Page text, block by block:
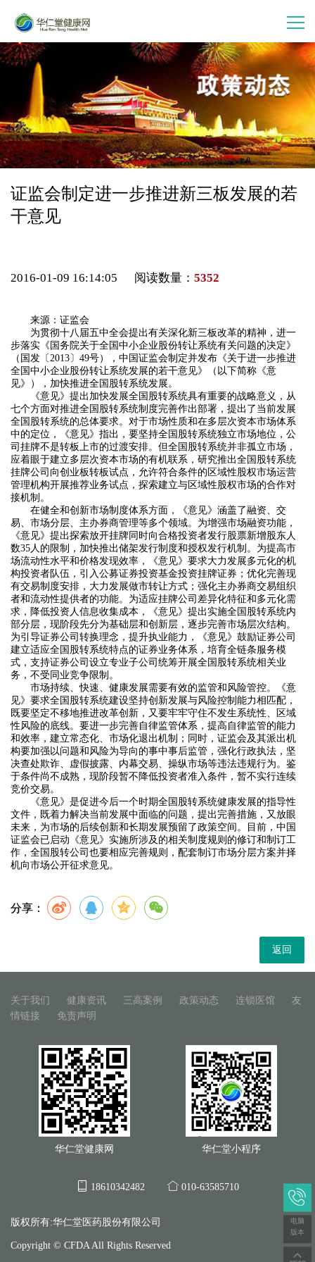
首 页
走进华仁堂
连锁加盟
案例分享
会员中心
证监会制定进一步推进新三板发展的若
干意见
2016-01-09 16:14:05 阅读数量： 5352
来源：证监会
为贯彻十八届五中全会提出有关深化新三板改革的精神，进一
步落实《国务院关于全国中小企业股份转让系统有关问题的决定》
（国发〔2013〕49号），中国证监会制定并发布《关于进一步推进
全国中小企业股份转让系统发展的若干意见》（以下简称《意
见》），加快推进全国股转系统发展。
《意见》提出加快发展全国股转系统具有重要的战略意义，从
七个方面对推进全国股转系统制度完善作出部署，提出了当前发展
全国股转系统的总体要求。对于市场性质和在多层次资本市场体系
中的定位，《意见》指出，要坚持全国股转系统独立市场地位，公
司挂牌不是转板上市的过渡安排。但全国股转系统并非孤立市场，
应着眼于建立多层次资本市场的有机联系，研究推出全国股转系统
挂牌公司向创业板转板试点，允许符合条件的区域性股权市场运营
管理机构开展推荐业务试点，探索建立与区域性股权市场的合作对
接机制。
在健全和创新市场制度体系方面，《意见》涵盖了融资、交
易、市场分层、主办券商管理等多个领域。为增强市场融资功能，
《意见》提出探索放开挂牌同时向合格投资者发行股票新增股东人
数35人的限制，加快推出储架发行制度和授权发行机制。为提高市
场流动性水平和价格发现效率，《意见》要求大力发展多元化的机
构投资者队伍，引入公募证券投资基金投资挂牌证券；优化完善现
有交易制度安排，大力发展做市转让方式；强化主办券商交易组织
者和流动性提供者的功能。为适应挂牌公司差异化特征和多元化需
求，降低投资人信息收集成本，《意见》提出实施全国股转系统内
部分层，现阶段先分为基础层和创新层，逐步完善市场层次结构。
为引导证券公司转换理念，提升执业能力，《意见》鼓励证券公司
建立适应全国股转系统特点的证券业务体系，培育全链条服务模
式，支持证券公司设立专业子公司统筹开展全国股转系统相关业
务，不受同业竞争限制。
市场持续、快速、健康发展需要有效的监管和风险管控。《意
见》要求全国股转系统建设坚持创新发展与风险控制能力相匹配，
既要坚定不移地推进改革创新，又要牢牢守住不发生系统性、区域
性风险的底线。要进一步完善自律监管体系，提高自律监管的能力
和效率，建立常态化、市场化退出机制；同时，证监会及其派出机
构要加强以问题和风险为导向的事中事后监管，强化行政执法，坚
决查处欺诈、虚假披露、内幕交易、操纵市场等违法违规行为。鉴
于条件尚不成熟，现阶段暂不降低投资者准入条件，暂不实行连续
竞价交易。
《意见》是促进今后一个时期全国股转系统健康发展的指导性
文件，既着力解决当前发展中面临的问题，提出完善措施，又放眼
未来，为市场的后续创新和长期发展预留了政策空间。目前，中国
证监会已启动《意见》实施所涉及的相关制度规则的修订和制订工
作，全国股转公司也要相应完善规则，配套制订市场分层方案并择
机向市场公开征求意见。
分享：
返回
电脑
版本
关于我们 健康资讯 三高案例 政策动态 连锁医馆
友
情链接
免责声明
华仁堂健康网 华仁堂小程序
18610342482 010-63585710
版权所有:华仁堂医药股份有限公司
Copyright © CFDA All Rights Reserved